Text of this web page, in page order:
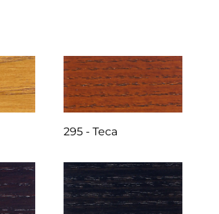
295 - Teca